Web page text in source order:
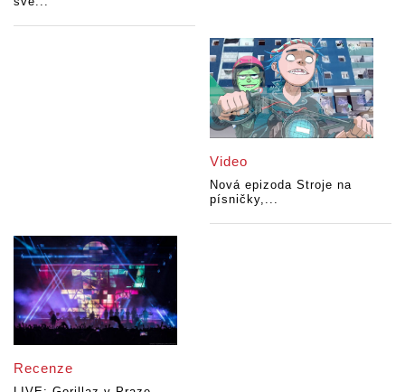
Video
Nová epizoda Stroje na
písničky,...
Recenze